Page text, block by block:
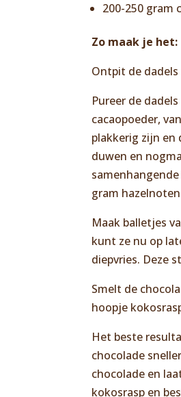
200-250 gram
Zo maak je het:
Ontpit de
Pureer de
cacaopoeder,
plakkerig zijn en
duwen en
gram
Maak balletjes
kunt ze nu op
diepvries. Deze
Smelt de
hoopje
Het beste
chocolade
chocolade en
kokosrasp en